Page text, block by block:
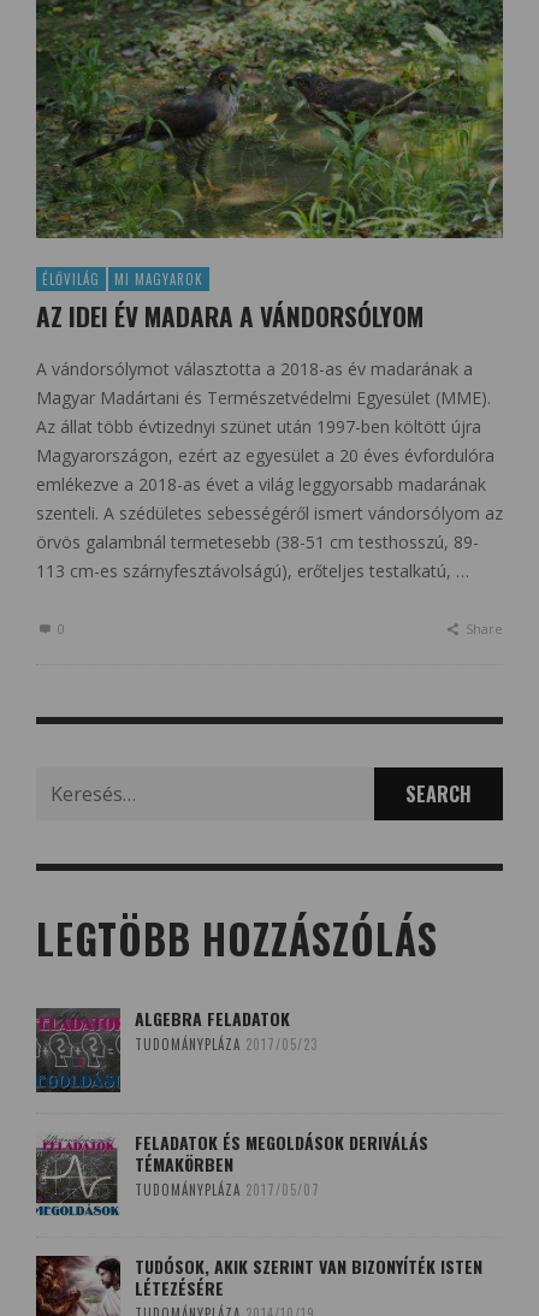
ÉLŐVILÁG MI MAGYAROK
AZ IDEI ÉV MADARA A VÁNDORSÓLYOM
A vándorsólymot választotta a 2018-as év madarának a
Magyar Madártani és Természetvédelmi Egyesület (MME).
Az állat több évtizednyi szünet után 1997-ben költött újra
Magyarországon, ezért az egyesület a 20 éves évfordulóra
emlékezve a 2018-as évet a világ leggyorsabb madarának
szenteli. A szédületes sebességéről ismert vándorsólyom az
örvös galambnál termetesebb (38-51 cm testhosszú, 89-
113 cm-es szárnyfesztávolságú), erőteljes testalkatú, …
0 Share
LEGTÖBB HOZZÁSZÓLÁS
ALGEBRA FELADATOK
TUDOMÁNYPLÁZA 2017/05/23
FELADATOK ÉS MEGOLDÁSOK DERIVÁLÁS
TÉMAKÖRBEN
TUDOMÁNYPLÁZA 2017/05/07
TUDÓSOK, AKIK SZERINT VAN BIZONYÍTÉK ISTEN
LÉTEZÉSÉRE